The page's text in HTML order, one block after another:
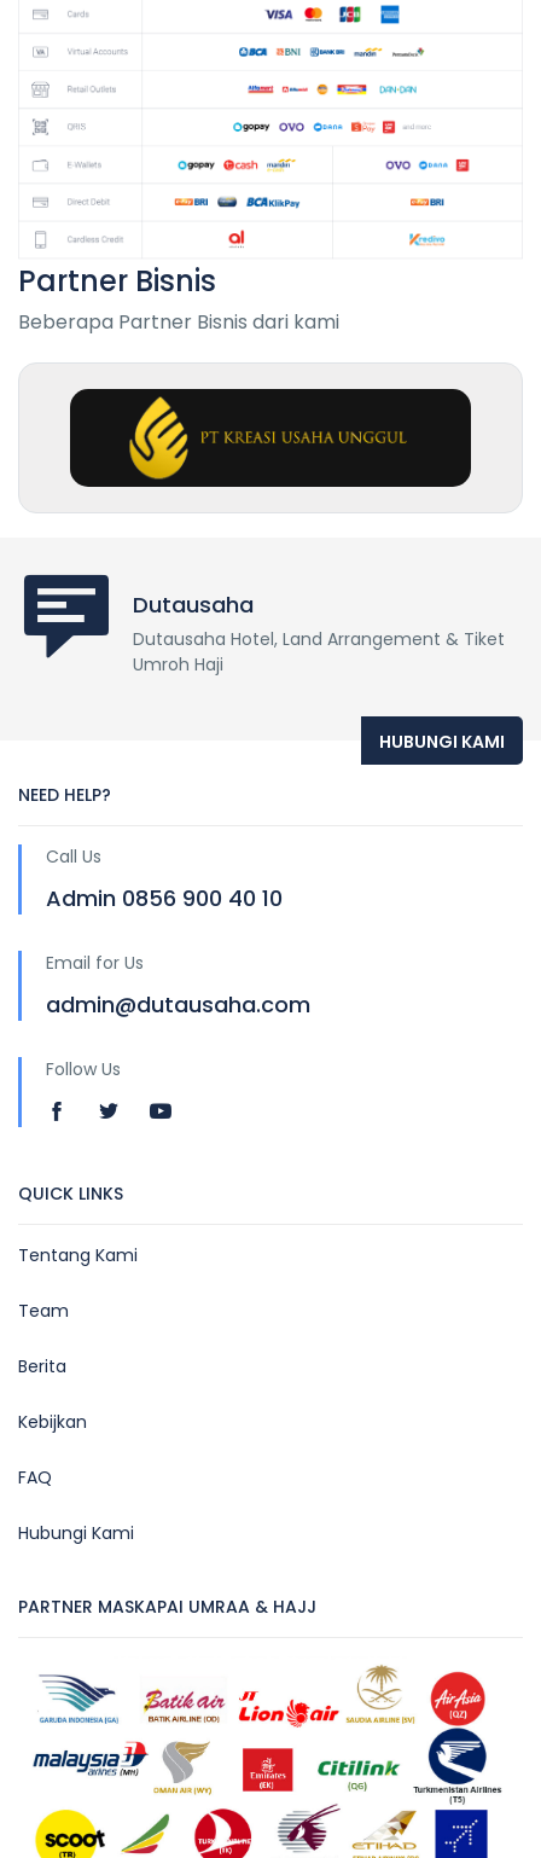
Partner Bisnis
Beberapa Partner Bisnis dari kami
Dutausaha
Dutausaha Hotel, Land Arrangement & Tiket
Umroh Haji
HUBUNGI KAMI
NEED HELP?
Call Us
Admin 0856 900 40 10
Email for Us
admin@dutausaha.com
Follow Us
QUICK LINKS
Tentang Kami
Team
Berita
Kebijkan
FAQ
Hubungi Kami
PARTNER MASKAPAI UMRAA & HAJJ